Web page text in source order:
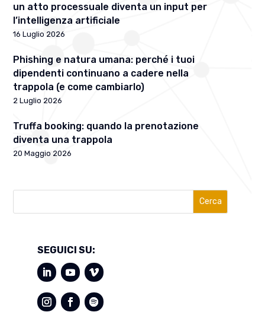
un atto processuale diventa un input per
l’intelligenza artificiale
16 Luglio 2026
Phishing e natura umana: perché i tuoi
dipendenti continuano a cadere nella
trappola (e come cambiarlo)
2 Luglio 2026
Truffa booking: quando la prenotazione
diventa una trappola
20 Maggio 2026
Cerca
SEGUICI SU: